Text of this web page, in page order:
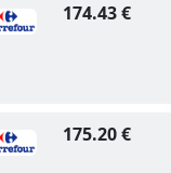
174.43 €
175.20 €